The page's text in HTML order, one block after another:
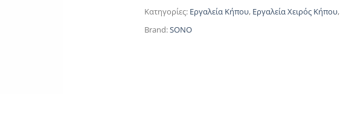
Κατηγορίες: Εργαλεία Κήπου, Εργαλεία Χειρός Κήπου,
Brand:SONO